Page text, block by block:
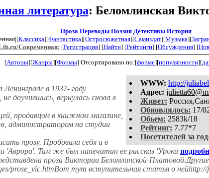
литература: Беломлинская
Проза Переводы Поэзия Детективы История
Классика][Фантастика][Остросюжетная][Самиздат][Музыка][
Современная: [Регистрация] [Найти] [Рейтинги] [Обсуждения] [
[Авторы][Жанры][Формы] Отсортировано по:[форме][популярности][
WWW: http://
Aдpeс:
Живет:
Обновлялось: 17/
Обьем: 2583k/18
Рейтинг: 7.77*7
Посетителей за
Ленинграде в 1937- году
доучившись, вернулась снова в
продавцом в книжном магазине,
администратором на студии
прозу. Пробовала себя и в
'Аврора'. Там же был напечатан ее рассказ 'Уроки
проза Виктории Беломлинской-
prose_vic.htmВот тут вступительная статья о нейhttp://